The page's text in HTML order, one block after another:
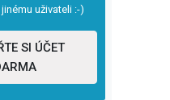
uživateli :-)
SI ÚČET